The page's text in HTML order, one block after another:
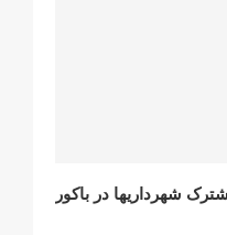
شهرداریها در باکور